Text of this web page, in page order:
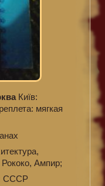
Київ:
мягкая
Ампир;
СССР